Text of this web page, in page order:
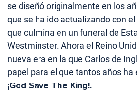
se diseñó originalmente en los
que se ha ido actualizando con
que culmina en un funeral de
Westminster. Ahora el Reino
nueva era en la que Carlos de
papel para el que tantos años ha
¡God Save The King!.